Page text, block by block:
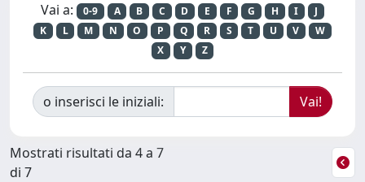
Vai a: 0-9 A B C D E F G H I
J
K
L M N O P Q R S T U V
W
X
Y Z
o inserisci le iniziali:
Mostrati risultati da 4 a 7
di 7